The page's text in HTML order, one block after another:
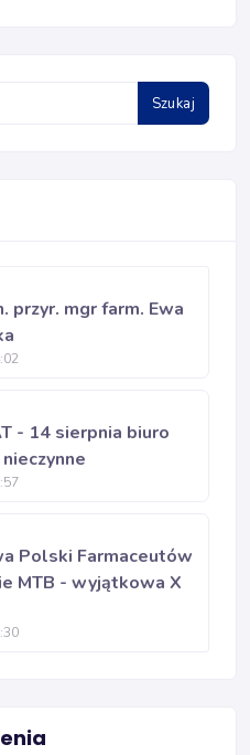
Szukaj
przyr. mgr farm. Ewa
- 14 sierpnia biuro
Polski Farmaceutów
MTB - wyjątkowa X